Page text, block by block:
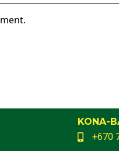
KONA-
+670